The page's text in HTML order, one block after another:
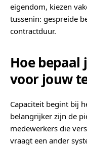
eigendom, kiezen
tussenin: gespreide
contractduur.
Hoe bepaal
voor jouw
Capaciteit begint bij
belangrijker zijn de
medewerkers die
vraagt een ander